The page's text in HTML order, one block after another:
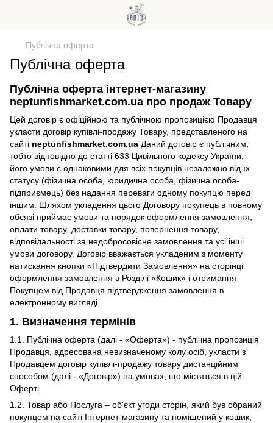
Публічна оферта
Публічна оферта
Публічна оферта інтернет-магазину
neptunfishmarket.com.ua про продаж Товару
Цей договір є офіційною та публічною пропозицією Продавця
укласти договір купівлі-продажу Товару, представленого на
сайті neptunfishmarket.com.ua Даний договір є публічним,
тобто відповідно до статті 633 Цивільного кодексу України,
його умови є однаковими для всіх покупців незалежно від їх
статусу (фізична особа, юридична особа, фізична особа-
підприємець) без надання переваги одному покупцю перед
іншим. Шляхом укладення цього Договору покупець в повному
обсязі приймає умови та порядок оформлення замовлення,
оплати товару, доставки товару, повернення товару,
відповідальності за недобросовісне замовлення та усі інші
умови договору. Договір вважається укладеним з моменту
натискання кнопки «Підтвердити Замовлення» на сторінці
оформлення замовлення в Розділі «Кошик» і отримання
Покупцем від Продавця підтвердження замовлення в
електронному вигляді.
1. Визначення термінів
1.1. Публічна оферта (далі - «Оферта») - публічна пропозиція
Продавця, адресована невизначеному колу осіб, укласти з
Продавцем договір купівлі-продажу товару дистанційним
способом (далі - «Договір») на умовах, що містяться в цій
Оферті.
1.2. Товар або Послуга – об'єкт угоди сторін, який був обраний
покупцем на сайті Інтернет-магазину та поміщений у кошик,